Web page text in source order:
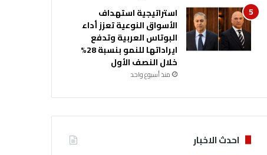
استراتيجية استهداف
الأسواق النوعية تعزز أداء
البوتاس العربية وتدفع
ايراداتها للنمو بنسبة 28%
خلال النصف الأول
منذ أسبوع واحد
احدث الاخبار